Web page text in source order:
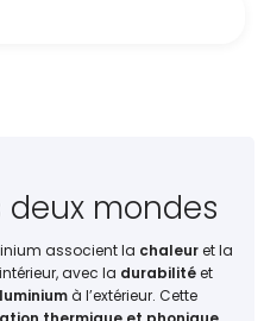
deux mondes
associent la chaleuret la
avec la durabilitéet
à l’extérieur. Cette